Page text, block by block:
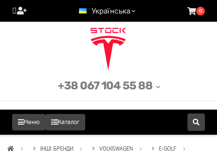
Українська 0
Меню Каталог
+38 067 104 55 88
ІНШІ БРЕНДИ VOLKSWAGEN
E-GOLF